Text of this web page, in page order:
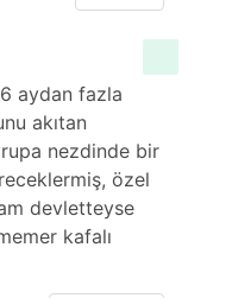
aydan fazla
akıtan
nezdinde bir
özel
devletteyse
kafalı